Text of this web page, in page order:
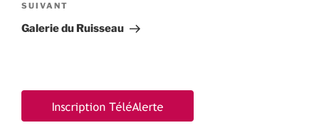
Article
suivant
SUIVANT
Galerie du Ruisseau